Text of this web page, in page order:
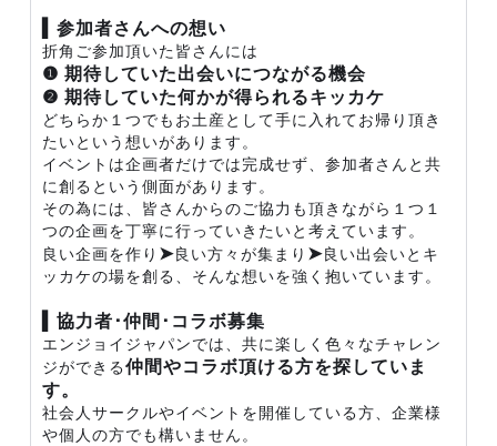
▍参加者さんへの想い
折角ご参加頂いた皆さんには
❶ 期待していた出会いにつながる機会
❷ 期待していた何かが得られるキッカケ
どちらか１つでもお土産として手に入れてお帰り頂き
たいという想いがあります。
イベントは企画者だけでは完成せず、参加者さんと共
に創るという側面があります。
その為には、皆さんからのご協力も頂きながら１つ１
つの企画を丁寧に行っていきたいと考えています。
良い企画を作り ➤良い方々が集まり ➤良い出会いとキ
ッカケの場を創る、そんな想いを強く抱いています。
▍協力者･仲間･コラボ募集
エンジョイジャパンでは、共に楽しく色々なチャレン
ジができる仲間やコラボ頂ける方を探していま
す。
社会人サークルやイベントを開催している方、企業様
や個人の方でも構いません。